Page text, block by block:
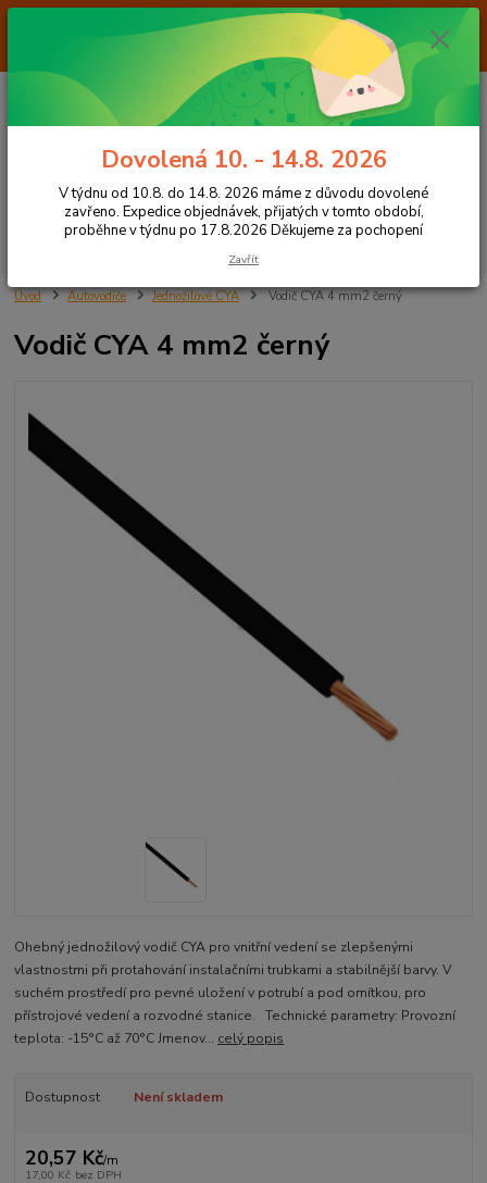
Od 7.8. do 14.8. 2026 máme z důvodu dovolené ZAVŘENO. Expedice
objednávek, přijatých v tomto období, proběhne v týdnu po 17.8.2026
Děkujeme za pochopení
CZK
Hledat
+420 605 283 713
za0,00 Kč
Úvod Autovodiče Jednožilové CYA Vodič CYA 4 mm2 černý
Vodič CYA 4 mm2 černý
Ohebný jednožilový vodič CYA pro vnitřní vedení se zlepšenými
vlastnostmi při protahování instalačními trubkami a stabilnější barvy. V
suchém prostředí pro pevné uložení v potrubí a pod omítkou, pro
přístrojové vedení a rozvodné stanice. Technické parametry: Provozní
teplota: -15°C až 70°C Jmenov... celý popis
Dostupnost Není skladem
20,57 Kč/m
17,00 Kč bez DPH
Dovolená 10. - 14.8. 2026
V týdnu od 10.8. do 14.8. 2026 máme z důvodu dovolené
zavřeno. Expedice objednávek, přijatých v tomto období,
proběhne v týdnu po 17.8.2026 Děkujeme za pochopení
Zavřít